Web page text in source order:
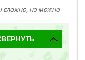
сложно, но можно